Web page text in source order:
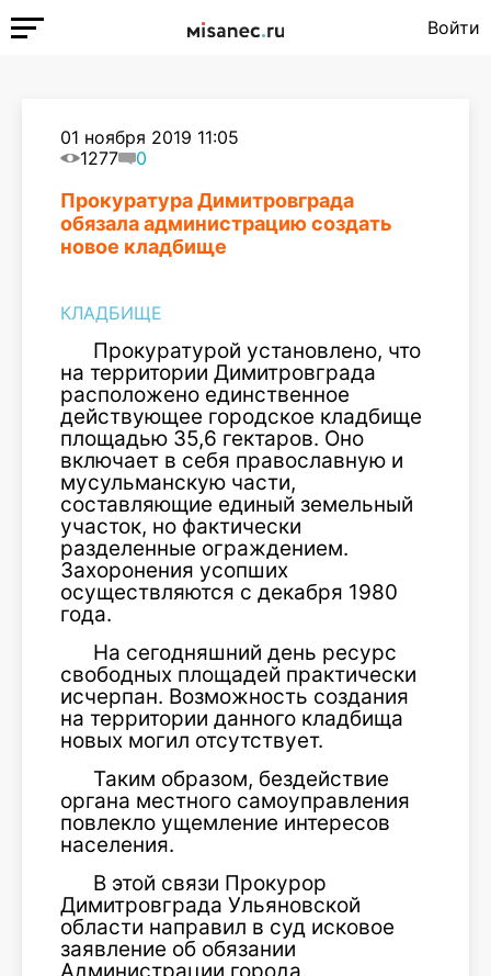
Войти
01 ноября 2019 11:05
1277
0
Прокуратура Димитровграда
обязала администрацию создать
новое кладбище
КЛАДБИЩЕ
Прокуратурой установлено, что
на территории Димитровграда
расположено единственное
действующее городское кладбище
площадью 35,6 гектаров. Оно
включает в себя православную и
мусульманскую части,
составляющие единый земельный
участок, но фактически
разделенные ограждением.
Захоронения усопших
осуществляются с декабря 1980
года.
На сегодняшний день ресурс
свободных площадей практически
исчерпан. Возможность создания
на территории данного кладбища
новых могил отсутствует.
Таким образом, бездействие
органа местного самоуправления
повлекло ущемление интересов
населения.
В этой связи Прокурор
Димитровграда Ульяновской
области направил в суд исковое
заявление об обязании